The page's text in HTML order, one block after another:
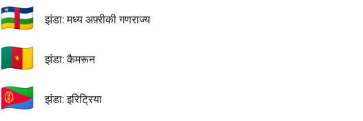
🇨🇫 झंडा: मध्य अफ़्रीकी गणराज्य
🇨🇲 झंडा: कैमरून
🇪🇷 झंडा: इरिट्रिया